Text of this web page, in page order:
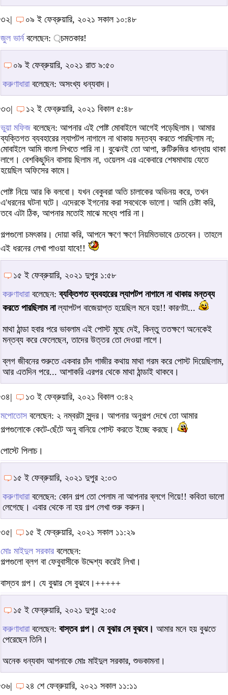
৩২|
০৯ ই ফেব্রুয়ারি, ২০২১ সকাল ১০:৪৮
জুল ভার্নবলেছেন: ্চমতকার!
০৯ ই ফেব্রুয়ারি, ২০২১ রাত ৯:৫০
করুণাধারাবলেছেন: অসংখ্য ধন্যবাদ।
৩৩|
১২ ই ফেব্রুয়ারি, ২০২১ বিকাল ৫:৪৮
ভুয়া মফিজ বলেছেন: আপনার এই পোষ্ট মোবাইলে আগেই পড়েছিলাম। আমার
ব্যক্তিগত ব্যবহারের ল্যাপটপ নাগালে না থাকায় মন্তব্য করতে পারছিলাম না;
মোবাইলে আমি বাংলা লিখতে পারি না। বুঝেনই তো আপা, রুটিরুজির ধান্ধায় থাকা
লাগে। বেশকিছুদিন বাসায় ছিলাম না, ওয়েলস এর একেবারে শেষমাথায় যেতে
হয়েছিল অফিসের কামে।
পোষ্ট নিয়ে আর কি বলবো। যখন বেকুবরা অতি চালাকের অভিনয় করে, তখন
এ'ধরনের ঘটনা ঘটে। এদেরকে ইগনোর করা সবথেকে ভালো। আমি চেষ্টা করি,
তবে এটা ঠিক, আপনার মতোই মাঝে মধ্যে পারি না।
গল্পগুলো চমৎকার। দোয়া করি, আপনে ক্ষণে ক্ষণে নিয়মিতভাবে চেতবেন। তাহলে
এই ধরনের লেখা পাওয়া যাবে!!
১৫ ই ফেব্রুয়ারি, ২০২১ দুপুর ১:৫৮
করুণাধারাবলেছেন:ব্যক্তিগত ব্যবহারের ল্যাপটপ নাগালে না থাকায় মন্তব্য
করতে পারছিলাম নাল্যাপটপ বাজেয়াপ্ত হয়েছিল মনে হয়!! কারণটা...
মাথা ঠান্ডা হবার পরে ভাবলাম এই পোস্ট মুছে দেই, কিন্তু ততক্ষণে অনেকেই
মন্তব্য করে ফেলেছেন, তাদের উত্তর তো দেওয়া লাগে।
ব্লগ জীবনের শুরুতে একবার চাঁদ গাজীর কথায় মাথা গরম করে পোস্ট দিয়েছিলাম,
আর এতদিন পরে... আশাকরি এরপর থেকে মাথা ঠান্ডাই থাকবে।
৩৪|
১৩ ই ফেব্রুয়ারি, ২০২১ বিকাল ৩:৪২
মপোতোস বলেছেন: ২ নম্বরটা সুন্দর। আপনার অনুগল্প দেখে তো আমার
গল্পগুলোকে কেটে-ছেঁটে অনু বানিয়ে পোস্ট করতে ইচ্ছে করছে।
পোস্টে পিলাচ।
১৫ ই ফেব্রুয়ারি, ২০২১ দুপুর ২:০৩
করুণাধারাবলেছেন: কোন গল্প তো পেলাম না আপনার ব্লগে গিয়ে!! কবিতা ভালো
লেগেছে। এবার থেকে না হয় গল্প লেখা শুরু করুন।
৩৫|
১৫ ই ফেব্রুয়ারি, ২০২১ সকাল ১১:২৯
মোঃ মাইদুল সরকার বলেছেন:
গল্পগুলো ব্লগ বা ফেবুবাসীকে উদ্দেশ্য করেই লিখা।
বাস্তব গল্প। যে বুঝার সে বুঝবে।+++++
১৫ ই ফেব্রুয়ারি, ২০২১ দুপুর ২:০৫
করুণাধারাবলেছেন: বাস্তব গল্প। যে বুঝার সে বুঝবে। আমার মনে হয় বুঝতে
পেরেছেন তিনি।
অনেক ধন্যবাদ আপনাকে মোঃ মাইদুল সরকার, শুভকামনা।
৩৬|
২৪ শে ফেব্রুয়ারি, ২০২১ সকাল ১১:১১